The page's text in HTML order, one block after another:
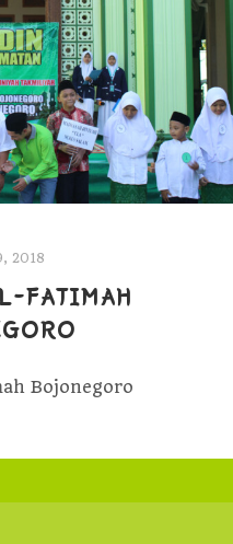
2018
FATIMAH
Bojonegoro